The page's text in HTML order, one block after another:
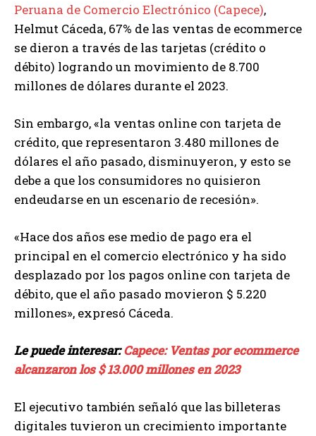
Peruana de Comercio Electrónico (Capece),
Helmut Cáceda, 67% de las ventas de ecommerce
se dieron a través de las tarjetas (crédito o
débito) logrando un movimiento de 8.700
millones de dólares durante el 2023.
Sin embargo, «la ventas online con tarjeta de
crédito, que representaron 3.480 millones de
dólares el año pasado, disminuyeron, y esto se
debe a que los consumidores no quisieron
endeudarse en un escenario de recesión».
«Hace dos años ese medio de pago era el
principal en el comercio electrónico y ha sido
desplazado por los pagos online con tarjeta de
débito, que el año pasado movieron $ 5.220
millones», expresó Cáceda.
Le puede interesar:Capece: Ventas por ecommerce
alcanzaron los $ 13.000 millones en 2023
El ejecutivo también señaló que las billeteras
digitales tuvieron un crecimiento importante